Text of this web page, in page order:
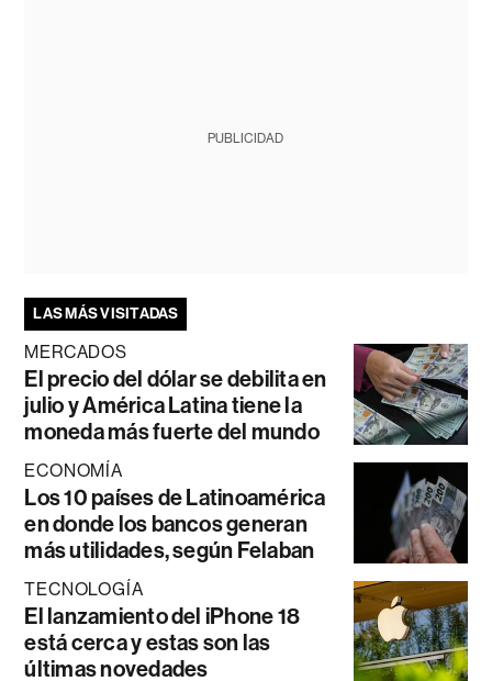
PUBLICIDAD
LAS MÁS VISITADAS
MERCADOS
El precio del dólar se debilita en
julio y América Latina tiene la
moneda más fuerte del mundo
ECONOMÍA
Los 10 países de Latinoamérica
en donde los bancos generan
más utilidades, según Felaban
TECNOLOGÍA
El lanzamiento del iPhone 18
está cerca y estas son las
últimas novedades